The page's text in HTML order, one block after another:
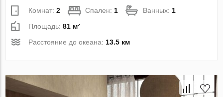
Комнат:2 Спален:1 Ванных:1
Площадь:81 м²
Расстояние до океана:13.5 км